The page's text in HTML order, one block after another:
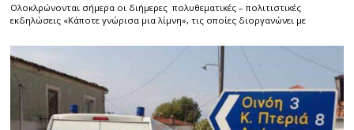
Ολοκλρώνονται σήμερα οι διήμερες πολυθεματικές – πολιτιστικές
εκδηλώσεις «Κάποτε γνώρισα μια λίμνη», τις οποίες διοργανώνει με